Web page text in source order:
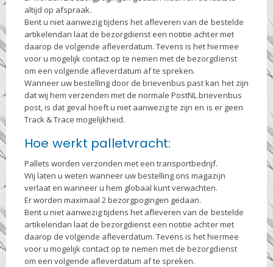
altijd op afspraak.
Bent u niet aanwezig tijdens het afleveren van de bestelde
artikelendan laat de bezorgdienst een notitie achter met
daarop de volgende afleverdatum. Tevens is het hiermee
voor u mogelijk contact op te nemen met de bezorgdienst
om een volgende afleverdatum af te spreken.
Wanneer uw bestelling door de brievenbus past kan het zijn
dat wij hem verzenden met de normale PostNL brievenbus
post, is dat geval hoeft u niet aanwezig te zijn en is er geen
Track & Trace mogelijkheid.
Hoe werkt palletvracht:
Pallets worden verzonden met een transportbedrijf.
Wij laten u weten wanneer uw bestelling ons magazijn
verlaat en wanneer u hem globaal kunt verwachten.
Er worden maximaal 2 bezorgpogingen gedaan.
Bent u niet aanwezig tijdens het afleveren van de bestelde
artikelendan laat de bezorgdienst een notitie achter met
daarop de volgende afleverdatum. Tevens is het hiermee
voor u mogelijk contact op te nemen met de bezorgdienst
om een volgende afleverdatum af te spreken.